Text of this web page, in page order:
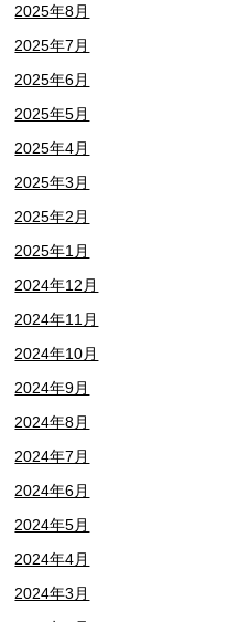
2025年8月
2025年7月
2025年6月
2025年5月
2025年4月
2025年3月
2025年2月
2025年1月
2024年12月
2024年11月
2024年10月
2024年9月
2024年8月
2024年7月
2024年6月
2024年5月
2024年4月
2024年3月